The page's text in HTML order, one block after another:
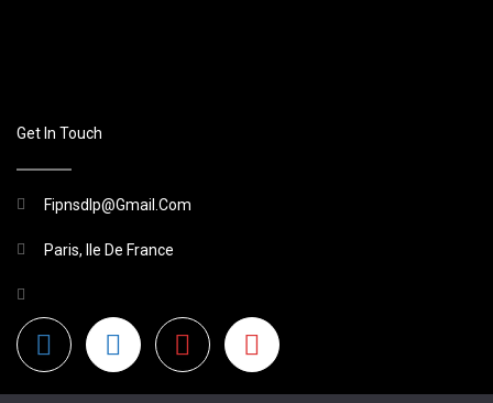
Get In Touch
Fipnsdlp@gmail.com
Paris, Ile De France